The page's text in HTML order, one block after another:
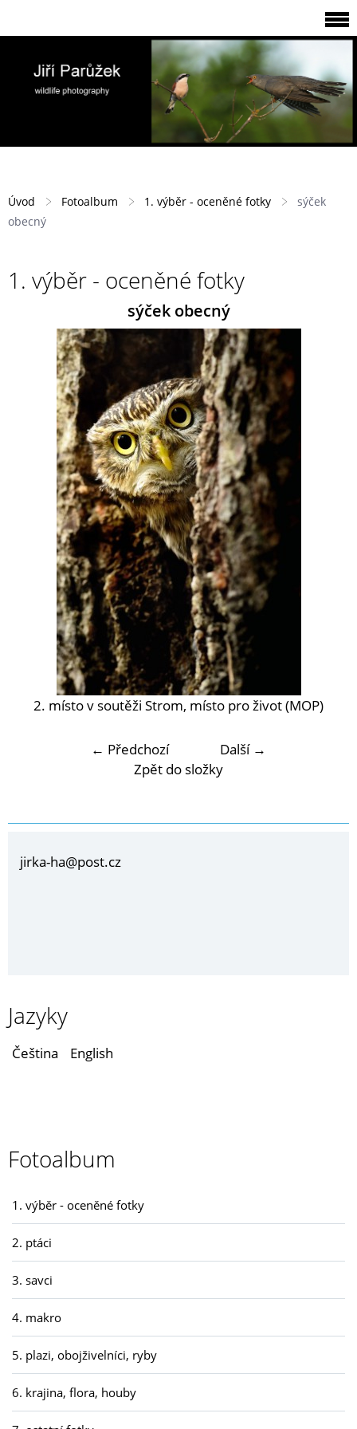
Úvod Fotoalbum 1. výběr - oceněné fotky
sýček
obecný
1. výběr - oceněné fotky
sýček obecný
2. místo v soutěži Strom, místo pro život (MOP)
← Předchozí
Další →
Zpět do složky
jirka-ha@post.cz
Jazyky
Čeština English
Fotoalbum
1. výběr - oceněné fotky
2. ptáci
3. savci
4. makro
5. plazi, obojživelníci, ryby
6. krajina, flora, houby